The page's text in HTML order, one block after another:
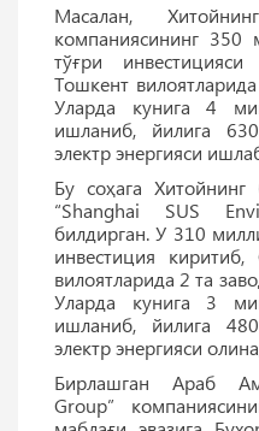
Масалан,
компаниясининг 350
тўғри
Тошкент
Уларда кунига 4
ишланиб, йилига
электр энергияси
Бу соҳага
“Shanghai SUS
билдирган. У 310
инвестиция
вилоятларида 2 та
Уларда кунига 3
ишланиб, йилига
электр энергияси
Бирлашган Араб
Group”